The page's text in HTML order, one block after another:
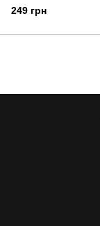
глянець прозорий
249 грн